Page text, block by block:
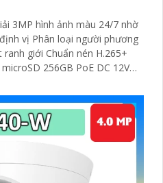
3MP hình ảnh màu 24/7 nhờ
vị Phân loại người phương
giới Chuẩn nén H.265+
256GB PoE DC 12V